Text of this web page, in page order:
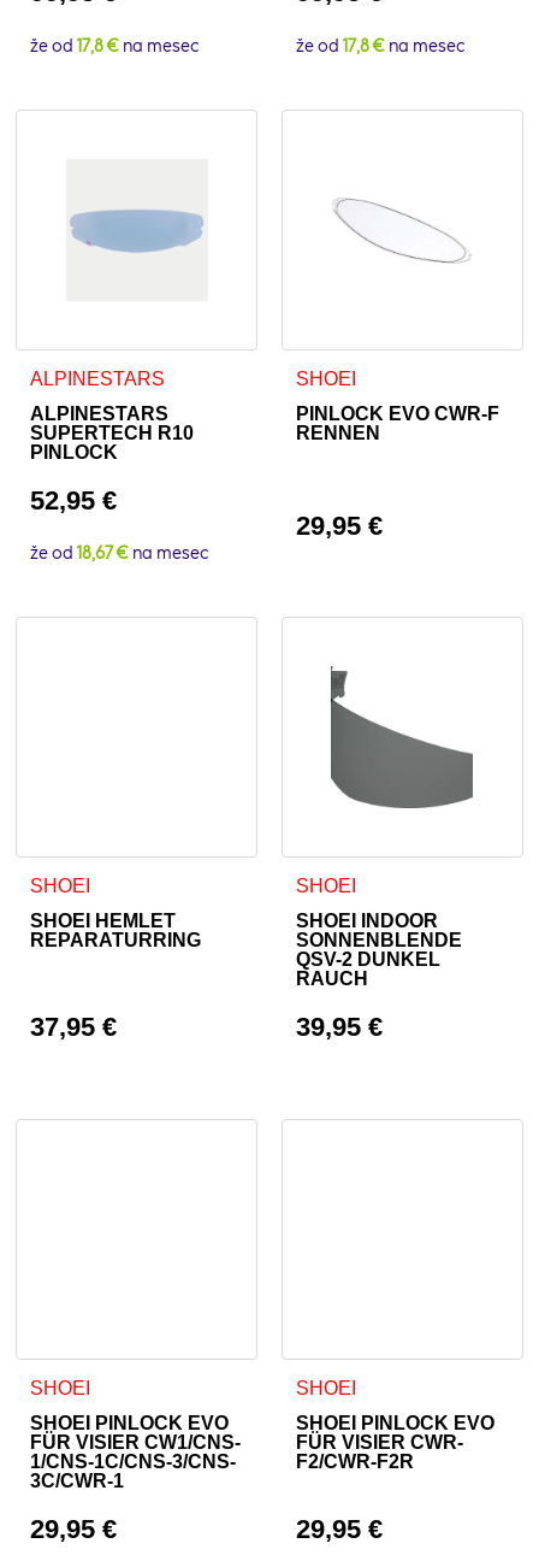
že od17,8 € na mesec že od 17,8 € na mesec
ALPINESTARS
ALPINESTARS
SUPERTECH R10
PINLOCK
52,95€
že od18,67 € na mesec
SHOEI
PINLOCK EVO CWR-F
RENNEN
29,95 €
SHOEI
SHOEI HEMLET
REPARATURRING
37,95€
SHOEI
SHOEI INDOOR
SONNENBLENDE
QSV-2 DUNKEL
RAUCH
39,95 €
SHOEI
SHOEI PINLOCK EVO
FÜR VISIER CW1/CNS-
1/CNS-1C/CNS-3/CNS-
3C/CWR-1
29,95€
SHOEI
SHOEI PINLOCK EVO
FÜR VISIER CWR-
F2/CWR-F2R
29,95 €